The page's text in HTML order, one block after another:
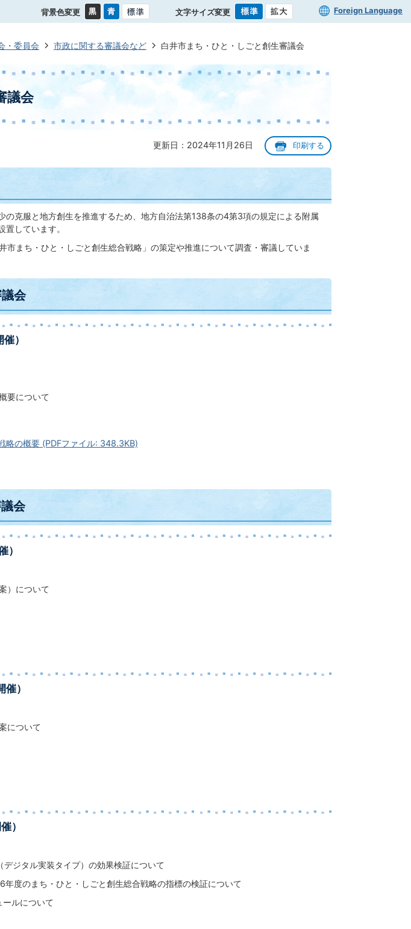
背景色変更 文字サイズ変更 Foreign Language
・委員会 市政に関する審議会など 白井市まち・ひと・しごと創生審議会
議会
更新日：2024年11月26日 印刷する
の克服と地方創生を推進するため、地方自治法第138条の4第3項の規定による附属
しています。
市まち・ひと・しごと創生総合戦略」の策定や推進について調査・審議していま
会
）
要について
略の概要 (PDFファイル: 348.3KB)
会
）
）について
）
について
）
デジタル実装タイプ）の効果検証について
年度のまち・ひと・しごと創生総合戦略の指標の検証について
ールについて